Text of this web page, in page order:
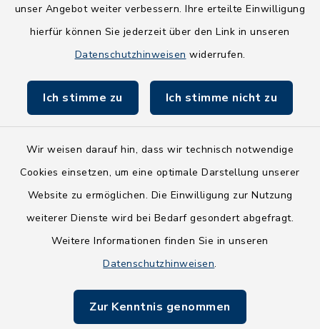
unser Angebot weiter verbessern. Ihre erteilte Einwilligung
hierfür können Sie jederzeit über den Link in unseren
Datenschutzhinweisen widerrufen.
Ich stimme zu Ich stimme nicht zu
Wir weisen darauf hin, dass wir technisch notwendige
Cookies einsetzen, um eine optimale Darstellung unserer
Website zu ermöglichen. Die Einwilligung zur Nutzung
weiterer Dienste wird bei Bedarf gesondert abgefragt.
Weitere Informationen finden Sie in unseren
Datenschutzhinweisen.
Zur Kenntnis genommen
NEU! Amtsbroschüre 2026
Holsteiner Auenland
Fundbüro
Barrierefreiheit
Impressum